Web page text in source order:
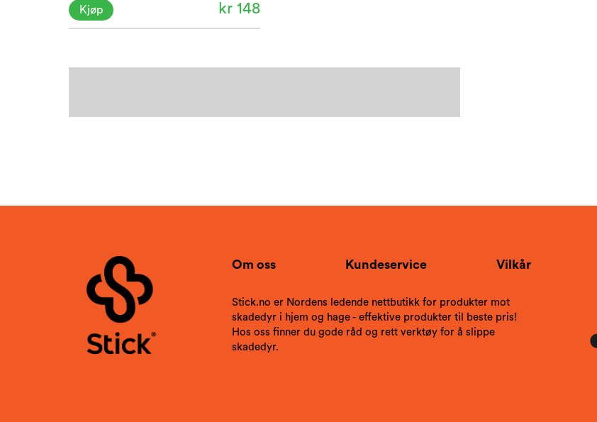
kr 148
Kjøp
Om oss Kundeservice Vilkår
Stick.no er Nordens ledende nettbutikk for produkter mot
skadedyr i hjem og hage - effektive produkter til beste pris!
Hos oss finner du gode råd og rett verktøy for å slippe
skadedyr.